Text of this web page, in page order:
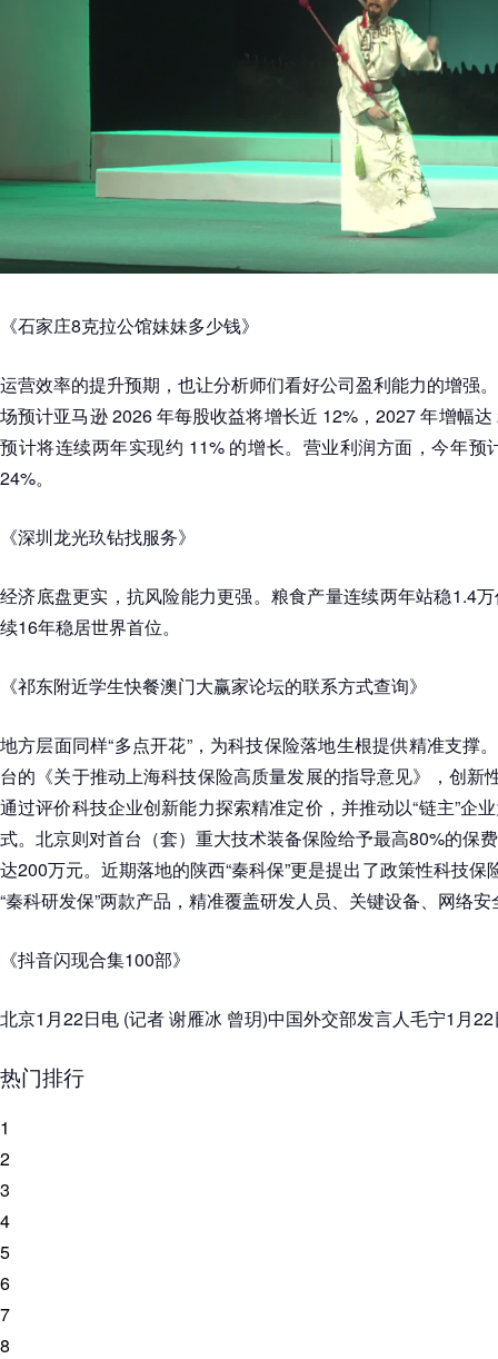
《石家庄8克拉公馆妹妹多少钱》
运营效率的提升预期，也让分析师们看好公司盈利能力的增强
场预计亚马逊 2026 年每股收益将增长近 12%，2027 年增幅
预计将连续两年实现约 11% 的增长。营业利润方面，今年预
24%。
《深圳龙光玖钻找服务》
经济底盘更实，抗风险能力更强。粮食产量连续两年站稳1.4
续16年稳居世界首位。
《祁东附近学生快餐澳门大赢家论坛的联系方式查询》
地方层面同样“多点开花”，为科技保险落地生根提供精准支撑
台的《关于推动上海科技保险高质量发展的指导意见》，创新
通过评价科技企业创新能力探索精准定价，并推动以“链主”企
式。北京则对首台（套）重大技术装备保险给予最高80%的保
达200万元。近期落地的陕西“秦科保”更是提出了政策性科技保
“秦科研发保”两款产品，精准覆盖研发人员、关键设备、网络
《抖音闪现合集100部》
北京1月22日电 (记者 谢雁冰 曾玥)中国外交部发言人毛宁1月
热门排行
1
2
3
4
5
6
7
8